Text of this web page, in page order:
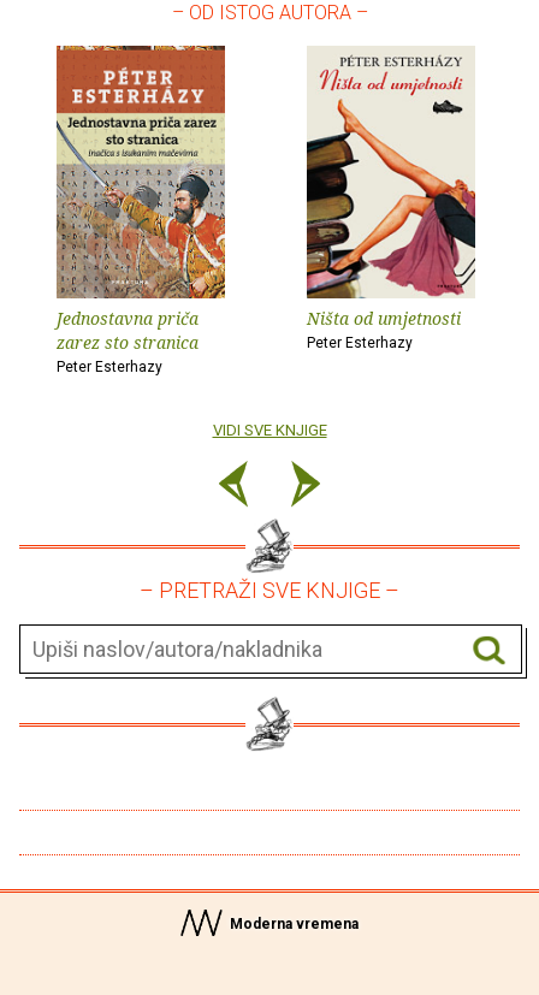
– OD ISTOG AUTORA –
Jednostavna priča
zarez sto stranica
Peter Esterhazy
Ništa od umjetnosti
Peter Esterhazy
VIDI SVE KNJIGE
– PRETRAŽI SVE KNJIGE –
Moderna vremena